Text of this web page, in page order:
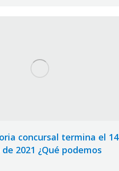
concursal termina el 14
2021 ¿Qué podemos